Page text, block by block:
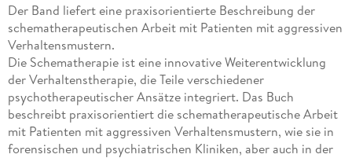
Der Band liefert eine praxisorientierte Beschreibung der
schematherapeutischen Arbeit mit Patienten mit aggressiven
Verhaltensmustern.
Die Schematherapie ist eine innovative Weiterentwicklung
der Verhaltenstherapie, die Teile verschiedener
psychotherapeutischer Ansätze integriert. Das Buch
beschreibt praxisorientiert die schematherapeutische Arbeit
mit Patienten mit aggressiven Verhaltensmustern, wie sie in
forensischen und psychiatrischen Kliniken, aber auch in der